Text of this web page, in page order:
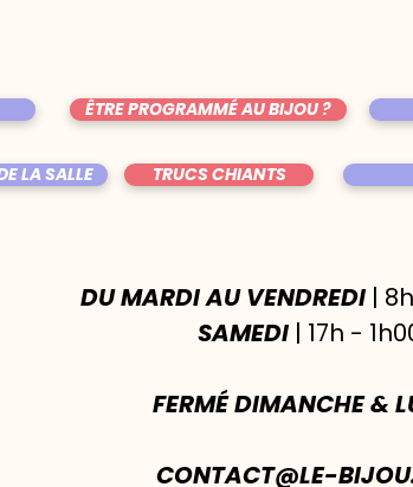
ÊTRE PROGRAMMÉ AU BIJOU ?
LA SALLE TRUCS CHIANTS
DU MARDI AU VENDREDI|
SAMEDI| 17h -
FERMÉ DIMANCHE &
CONTACT@LE-